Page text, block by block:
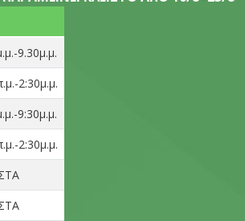
9.30μ.μ.
2:30μ.μ.
9:30μ.μ.
2:30μ.μ.